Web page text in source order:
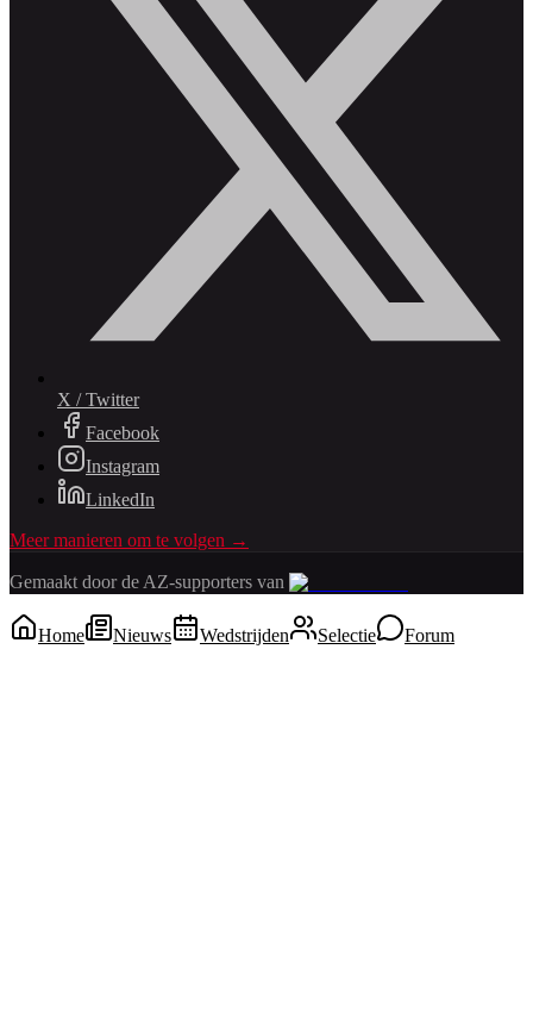
X / Twitter
Facebook
Instagram
LinkedIn
Meer manieren om te volgen →
Gemaakt door de AZ-supporters van
Home Nieuws Wedstrijden Selectie Forum